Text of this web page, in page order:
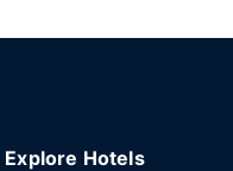
Explore Hotels